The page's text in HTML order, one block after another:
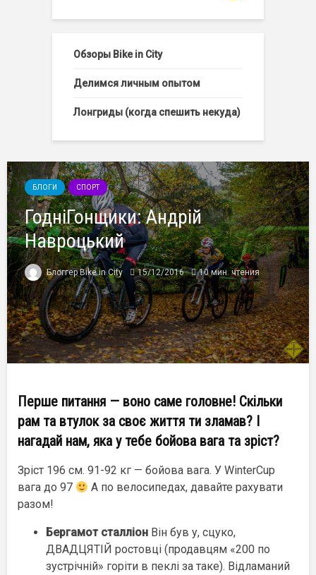
Обзоры Bike in City
Делимся личным опытом
Лонгриды (когда спешить некуда)
БЛОГИ СПОРТ
ГодніГонщики: Андрій
Навроцький
Блоггер Bike in City 15/12/2016 10 мин. чтения
Перше питання — воно саме головне! Скільки
рам та втулок за своє життя ти зламав? І
нагадай нам, яка у тебе бойова вага та зріст?
Зріст 196 см. 91-92 кг — бойова вага. У WinterCup
вага до 97
А по велосипедах, давайте рахувати
разом!
Бергамот сталліон Він був у, сцуко,
ДВАДЦЯТІЙ ростовці (продавцям «200 по
зустрічній» горіти в пеклі за таке). Відламаний